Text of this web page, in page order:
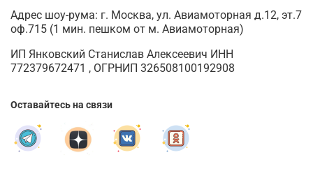
Адрес шоу-рума: г. Москва, ул. Авиамоторная д.12, эт.7
оф.715 (1 мин. пешком от м. Авиамоторная)
ИП Янковский Станислав Алексеевич ИНН
772379672471 , ОГРНИП 326508100192908
Оставайтесь на связи